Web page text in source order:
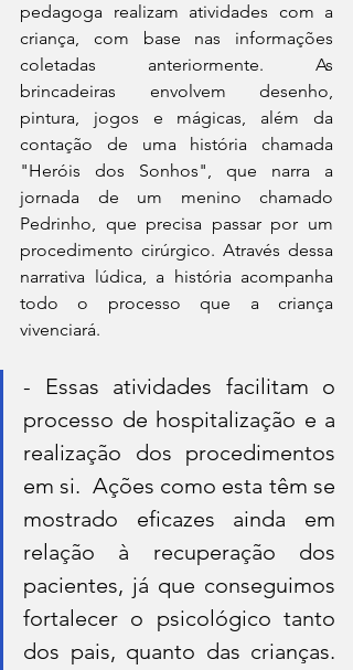
pedagoga realizam atividades com a
criança, com base nas informações
coletadas anteriormente. As
brincadeiras envolvem desenho,
pintura, jogos e mágicas, além da
contação de uma história chamada
"Heróis dos Sonhos", que narra a
jornada de um menino chamado
Pedrinho, que precisa passar por um
procedimento cirúrgico. Através dessa
narrativa lúdica, a história acompanha
todo o processo que a criança
vivenciará.
- Essas atividades facilitam o
processo de hospitalização e a
realização dos procedimentos
em si.  Ações como esta têm se
mostrado eficazes ainda em
relação à recuperação dos
pacientes, já que conseguimos
fortalecer o psicológico tanto
dos pais, quanto das crianças.